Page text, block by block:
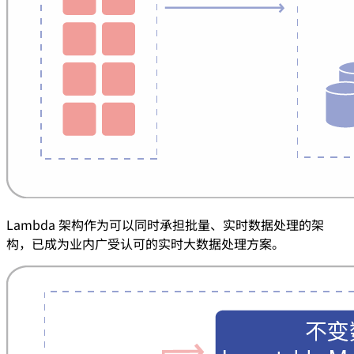
Lambda 架构作为可以同时承担批量、实时数据处理的架
构，已成为业内广受认可的实时大数据处理方案。